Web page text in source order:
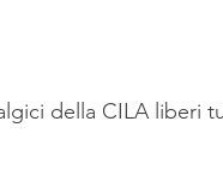
della CILA liberi